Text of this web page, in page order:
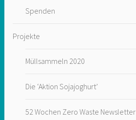
Spenden
Projekte
Müllsammeln 2020
Die ‘Aktion Sojajoghurt’
52 Wochen Zero Waste Newsletter